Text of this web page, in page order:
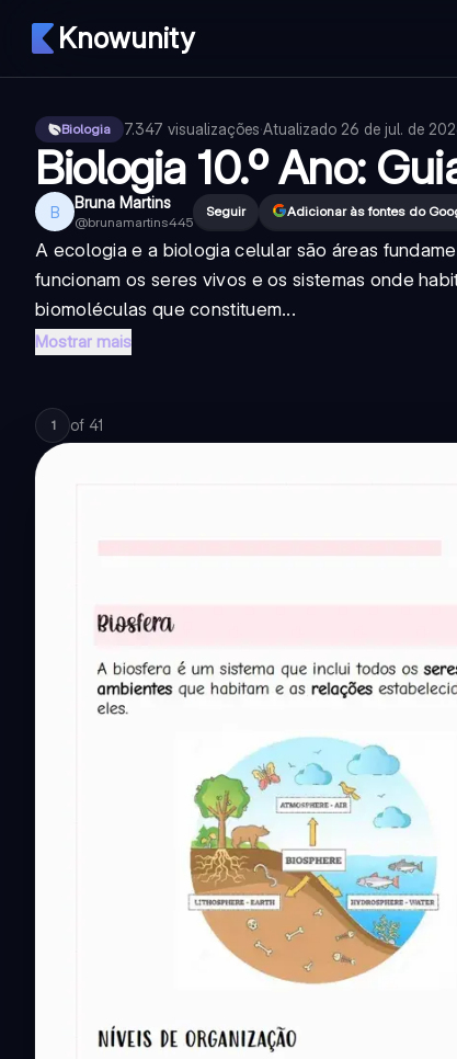
Knowunity
Biologia 7.347 visualizações·Atualizado 26 de jul. de
Biologia 10.º Ano:
B Bruna Martins
@brunamartins445
Seguir Adicionar às fontes do
A ecologia e a biologia celular são áreas
funcionam os seres vivos e os sistemas onde
biomoléculas que constituem...
Mostrar mais
1 of 41